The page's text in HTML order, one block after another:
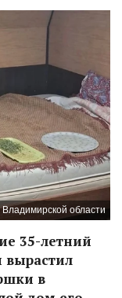
области
35-летний
вырастил
в